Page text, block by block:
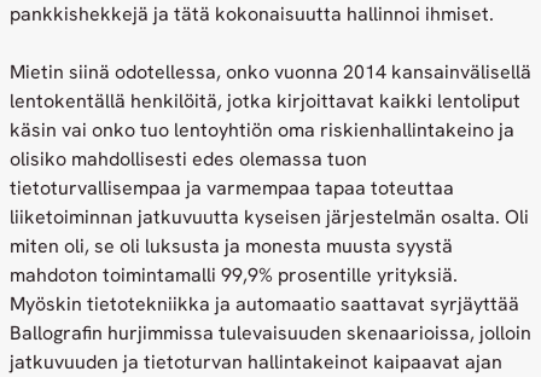
pankkishekkejä ja tätä kokonaisuutta hallinnoi ihmiset.
Mietin siinä odotellessa, onko vuonna 2014 kansainvälisellä
lentokentällä henkilöitä, jotka kirjoittavat kaikki lentoliput
käsin vai onko tuo lentoyhtiön oma riskienhallintakeino ja
olisiko mahdollisesti edes olemassa tuon
tietoturvallisempaa ja varmempaa tapaa toteuttaa
liiketoiminnan jatkuvuutta kyseisen järjestelmän osalta. Oli
miten oli, se oli luksusta ja monesta muusta syystä
mahdoton toimintamalli 99,9% prosentille yrityksiä.
Myöskin tietotekniikka ja automaatio saattavat syrjäyttää
Ballografin hurjimmissa tulevaisuuden skenaarioissa, jolloin
jatkuvuuden ja tietoturvan hallintakeinot kaipaavat ajan